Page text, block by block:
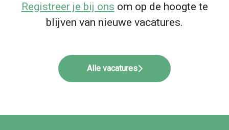
Registreer je bij ons om op de hoogte te
blijven van nieuwe vacatures.
Alle vacatures